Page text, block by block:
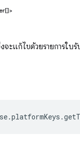
ะแก้ไขด้วยรายการใบรั
.platformKeys .